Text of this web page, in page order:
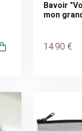
Bavoir
mon
14.90 €